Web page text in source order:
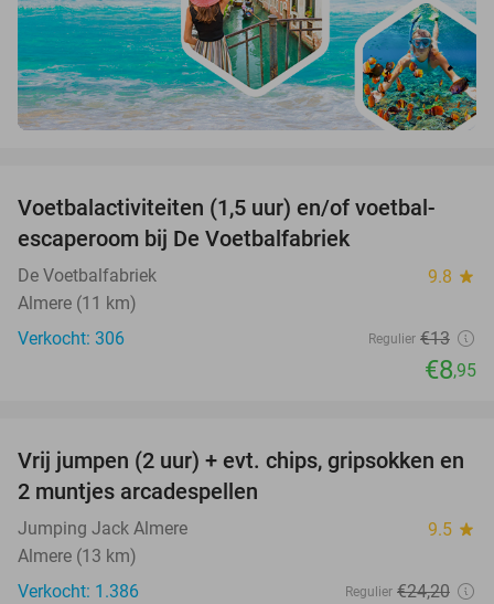
31%
Voetbalactiviteiten (1,5 uur) en/of voetbal-
escaperoom bij De Voetbalfabriek
De Voetbalfabriek 9.8 star
Almere (11 km)
Verkocht: 306
Regulier €13
€8,95
38%
Vrij jumpen (2 uur) + evt. chips, gripsokken en
2 muntjes arcadespellen
Jumping Jack Almere 9.5 star
Almere (13 km)
Verkocht: 1.386
Regulier €24,20